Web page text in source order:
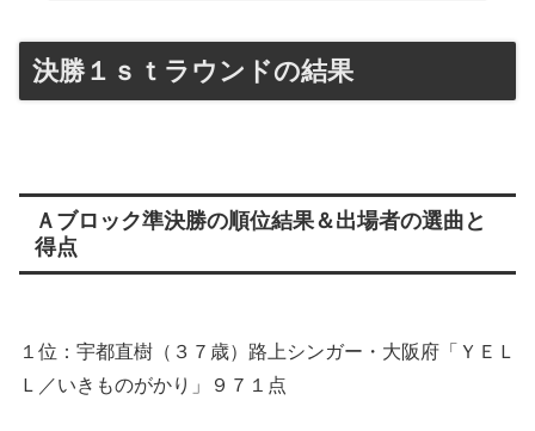
決勝１ｓｔラウンドの結果
Ａブロック準決勝の順位結果＆出場者の選曲と
得点
１位：宇都直樹（３７歳）路上シンガー・大阪府「ＹＥＬ
Ｌ／いきものがかり」９７１点